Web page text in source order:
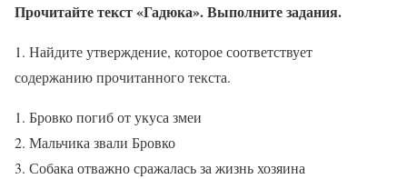
Прочитайте текст «Гадюка». Выполните задания.
1. Найдите утверждение, которое соответствует
содержанию прочитанного текста.
Бровко погиб от укуса змеи
Мальчика звали Бровко
Собака отважно сражалась за жизнь хозяина